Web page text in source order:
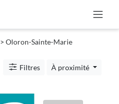
> Oloron-Sainte-Marie
Filtres À proximité